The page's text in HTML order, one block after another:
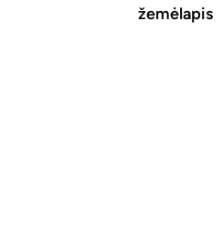
žemėlapis